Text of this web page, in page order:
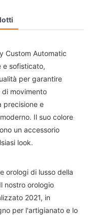
Custom Automatic
e sofisticato,
per garantire
di movimento
precisione e
Il suo colore
un accessorio
look.
orologi di lusso della
nostro orologio
2021, in
per l'artigianato e lo